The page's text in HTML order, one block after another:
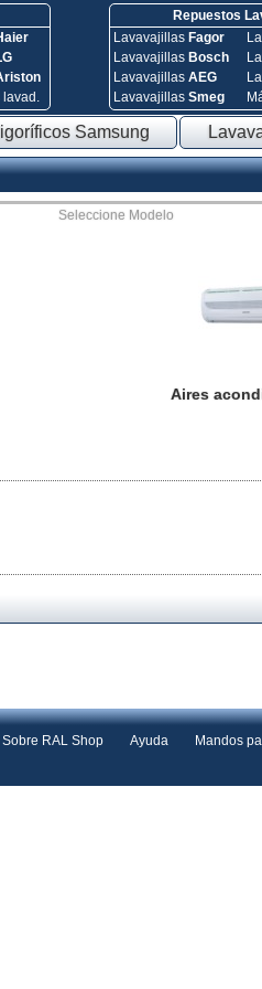
lavad.
Repuestos
Lavavajillas Fagor
Lavavajillas Bosch
Lavavajillas AEG
Lavavajillas Smeg
Samsung
Seleccione Modelo
Aires
Sobre RAL Shop Ayuda Mandos